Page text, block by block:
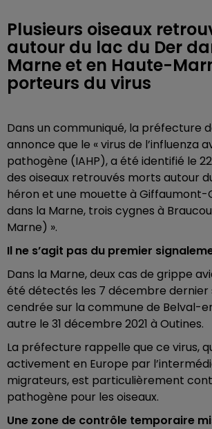
Plusieurs oiseaux
autour du lac du Der
Marne et en Haute-
porteurs du virus
Dans un communiqué, la préfecture
annonce que le « virus de l’influenza
pathogène (IAHP), a été identifié le
des oiseaux retrouvés morts autour
héron et une mouette à
dans la Marne, trois cygnes à
Marne) ».
Il ne s’agit pas du premier
Dans la Marne, deux cas de grippe
été détectés les 7 décembre dernier
cendrée sur la commune de Belval-
autre le 31 décembre 2021 à Outines.
La préfecture rappelle que ce virus,
activement en Europe par
migrateurs, est particulièrement
pathogène pour les oiseaux.
Une zone de contrôle temporaire